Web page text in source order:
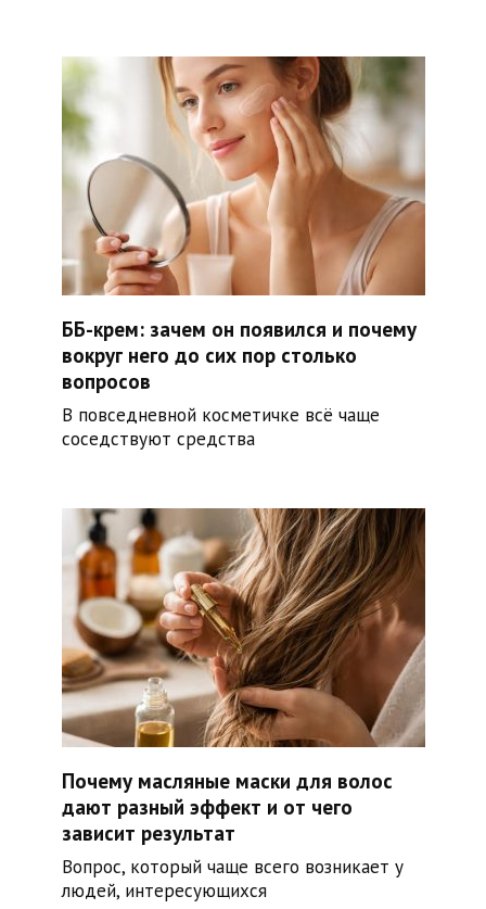
ББ-крем: зачем он появился и почему
вокруг него до сих пор столько
вопросов
В повседневной косметичке всё чаще
соседствуют средства
Почему масляные маски для волос
дают разный эффект и от чего
зависит результат
Вопрос, который чаще всего возникает у
людей, интересующихся